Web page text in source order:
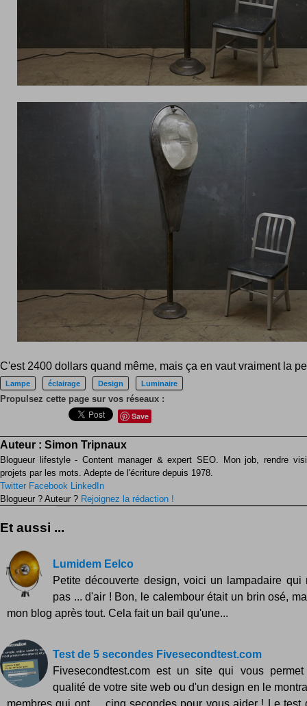
C'est 2400 dollars quand même, mais ça en vaut vraiment la
Lampe éclairage Design Luminaire
Propulsez cette page sur vos réseaux :
Save
Auteur : Simon Tripnaux
Blogueur lifestyle - Content manager & expert SEO. Mon job, rendre
projets par les mots. Adepte de l'écriture depuis 1978.
Twitter Facebook LinkedIn
Blogueur ? Auteur ? Rejoignez la rédaction !
Et aussi ...
Lumidem Eelco
Petite découverte design, voici un lampadaire qui
pas ... d'air ! Bon, le calembour était un brin osé,
mon blog après tout. Cela fait un bail qu'une...
Test de 5 secondes Fivesecondtest.com
Fivesecondtest.com est un site qui vous
qualité de votre site web ou d'un design en le
membres qui ont ... cinq secondes pour vous aider ! Le test